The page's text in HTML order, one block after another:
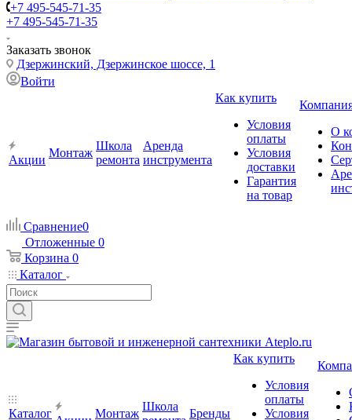
+7 495-545-71-35
+7 495-545-71-35
Заказать звонок
Дзержинский, Дзержинское шоссе, 1
Войти
Акции
Монтаж
Школа
ремонта
Аренда
инструмента
Как купить
Условия
оплаты
Условия
доставки
Гарантия
на товар
О
Сравнение0
Отложенные 0
Корзина 0
Каталог
Каталог Монтаж
Школа
Бренды
Как купить
Условия
оплаты
Условия